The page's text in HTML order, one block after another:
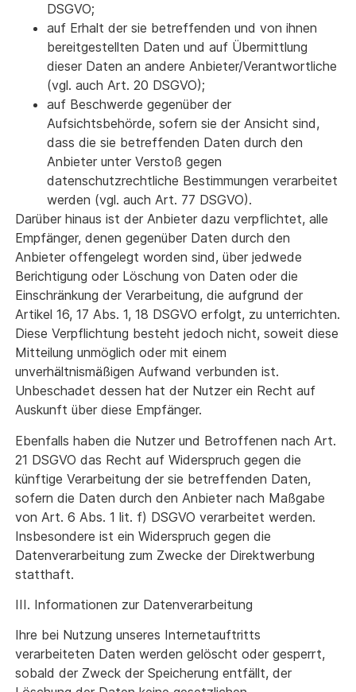
DSGVO;
auf Erhalt der sie betreffenden und von ihnen
bereitgestellten Daten und auf Übermittlung
dieser Daten an andere Anbieter/Verantwortliche
(vgl. auch Art. 20 DSGVO);
auf Beschwerde gegenüber der
Aufsichtsbehörde, sofern sie der Ansicht sind,
dass die sie betreffenden Daten durch den
Anbieter unter Verstoß gegen
datenschutzrechtliche Bestimmungen verarbeitet
werden (vgl. auch Art. 77 DSGVO).
Darüber hinaus ist der Anbieter dazu verpflichtet, alle
Empfänger, denen gegenüber Daten durch den
Anbieter offengelegt worden sind, über jedwede
Berichtigung oder Löschung von Daten oder die
Einschränkung der Verarbeitung, die aufgrund der
Artikel 16, 17 Abs. 1, 18 DSGVO erfolgt, zu unterrichten.
Diese Verpflichtung besteht jedoch nicht, soweit diese
Mitteilung unmöglich oder mit einem
unverhältnismäßigen Aufwand verbunden ist.
Unbeschadet dessen hat der Nutzer ein Recht auf
Auskunft über diese Empfänger.
Ebenfalls haben die Nutzer und Betroffenen nach Art.
21 DSGVO das Recht auf Widerspruch gegen die
künftige Verarbeitung der sie betreffenden Daten,
sofern die Daten durch den Anbieter nach Maßgabe
von Art. 6 Abs. 1 lit. f) DSGVO verarbeitet werden.
Insbesondere ist ein Widerspruch gegen die
Datenverarbeitung zum Zwecke der Direktwerbung
statthaft.
III. Informationen zur Datenverarbeitung
Ihre bei Nutzung unseres Internetauftritts
verarbeiteten Daten werden gelöscht oder gesperrt,
sobald der Zweck der Speicherung entfällt, der